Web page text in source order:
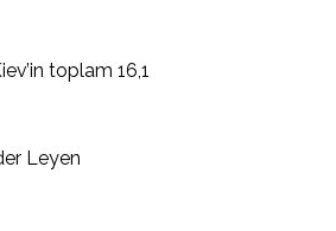
toplam 16,1
Leyen